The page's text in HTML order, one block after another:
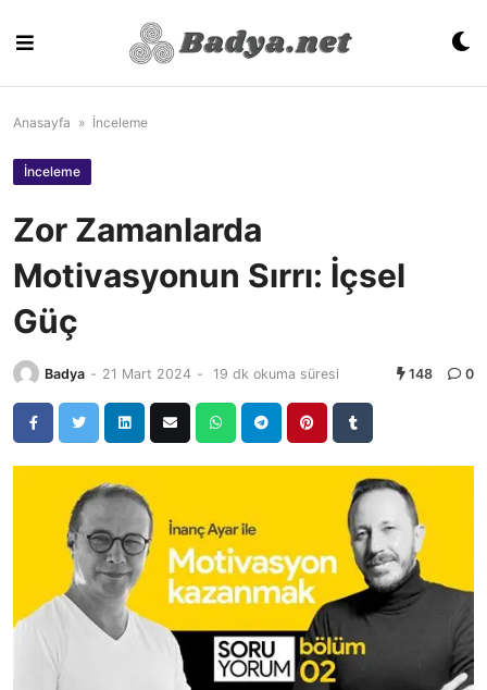
content
Anasayfa » İnceleme
İnceleme
Zor Zamanlarda
Motivasyonun Sırrı: İçsel
Güç
Badya - 21 Mart 2024 - 19 dk okuma süresi 148 0